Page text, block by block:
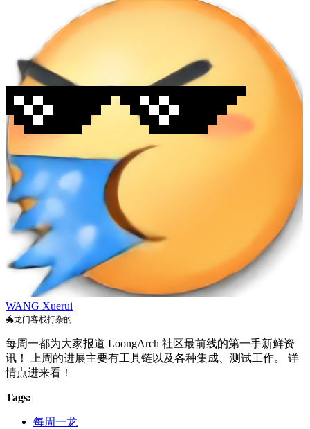
WANG Xuerui
🐲龙门客栈打杂的
每周一都为大家报道 LoongArch 社区最前线的第一手新鲜资
讯！ 上周的进展主要有工具链以及各种集成、测试工作。 详
情点进来看！
Tags:
每周一龙